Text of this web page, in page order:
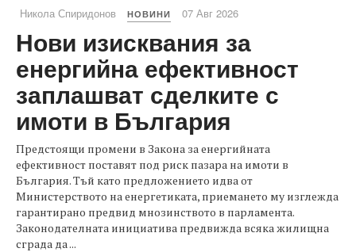
Никола Спиридонов НОВИНИ 07 Авг 2026
Нови изисквания за
енергийна ефективност
заплашват сделките с
имоти в България
Предстоящи промени в Закона за енергийната
ефективност поставят под риск пазара на имоти в
България. Тъй като предложението идва от
Министерството на енергетиката, приемането му изглежда
гарантирано предвид мнозинството в парламента.
Законодателната инициатива предвижда всяка жилищна
сграда да ...